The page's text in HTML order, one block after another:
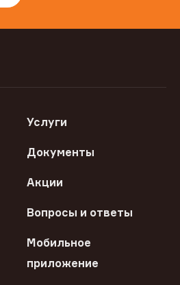
Услуги
Документы
Акции
Вопросы и ответы
Мобильное
приложение